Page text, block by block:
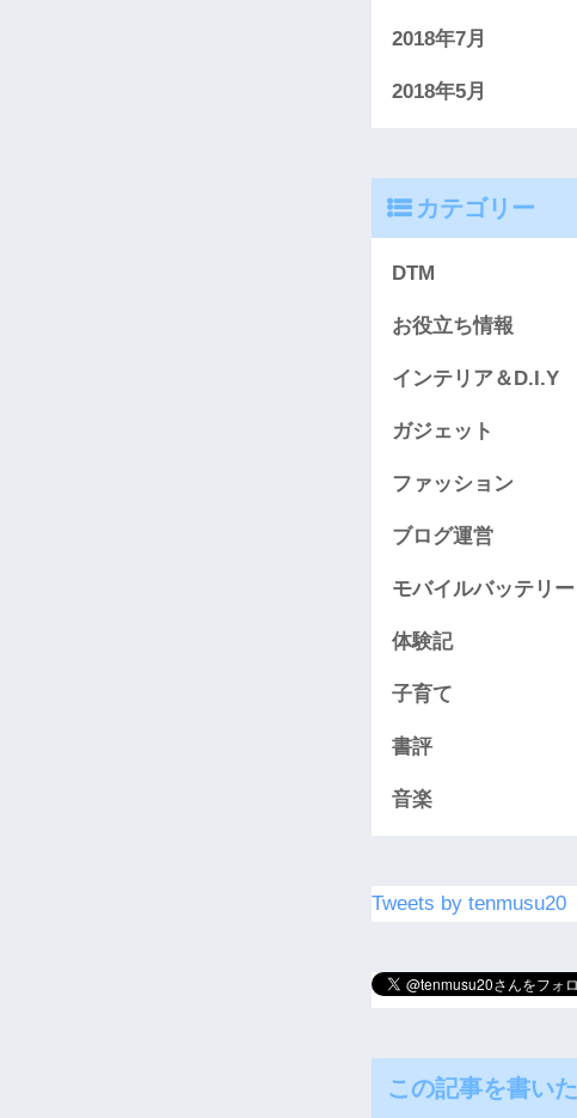
2018年7月
2018年5月
カテゴリー
DTM
お役立ち情報
インテリア＆D.I.Y
ガジェット
ファッション
ブログ運営
モバイルバッテリー
体験記
子育て
書評
音楽
Tweets by tenmusu20
この記事を書い